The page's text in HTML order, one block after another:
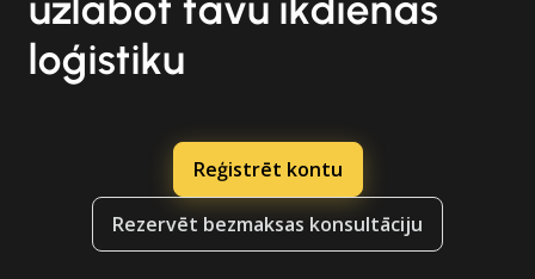
loģistiku
Reģistrēt kontu
Rezervēt bezmaksas konsultāciju